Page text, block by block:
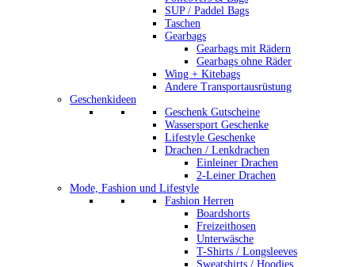
SUP / Paddel Bags
Taschen
Gearbags
Gearbags mit Rädern
Gearbags ohne Räder
Wing + Kitebags
Andere Transportausrüstung
Geschenkideen
Geschenk Gutscheine
Wassersport Geschenke
Lifestyle Geschenke
Drachen / Lenkdrachen
Einleiner Drachen
2-Leiner Drachen
Mode, Fashion und Lifestyle
Fashion Herren
Boardshorts
Freizeithosen
Unterwäsche
T-Shirts / Longsleeves
Sweatshirts / Hoodies